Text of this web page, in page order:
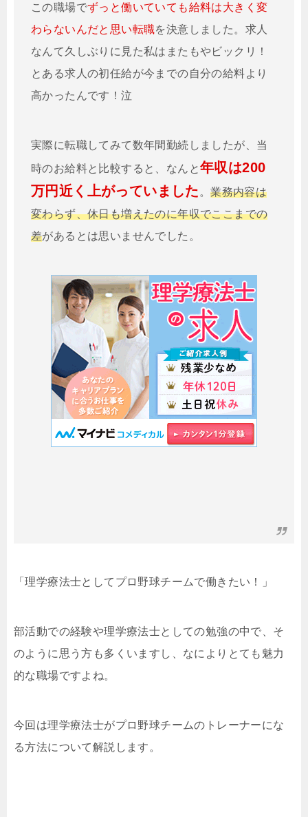
この職場でずっと働いていても給料は大きく変
わらないんだと思い転職を決意しました。求人
なんて久しぶりに見た私はまたもやビックリ！
とある求人の初任給が今までの自分の給料より
高かったんです！泣
実際に転職してみて数年間勤続しましたが、当
時のお給料と比較すると、なんと年収は200
万円近く上がっていました 。業務内容は
変わらず、休日も増えたのに年収でここまでの
差があるとは思いませんでした。
「理学療法士としてプロ野球チームで働きたい！」
部活動での経験や理学療法士としての勉強の中で、そ
のように思う方も多くいますし、なによりとても魅力
的な職場ですよね。
今回は理学療法士がプロ野球チームのトレーナーにな
る方法について解説します。